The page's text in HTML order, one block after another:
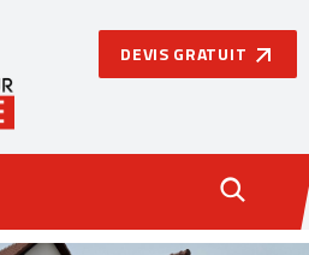
DEVIS GRATUIT